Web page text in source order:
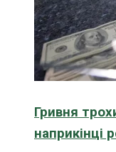
Гривня
наприкінці